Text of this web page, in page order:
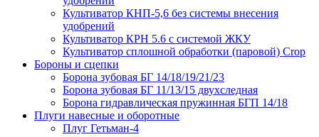
Культиватор КНП-5,6 без системы внесения
удобрений
Культиватор КРН 5.6 с системой ЖКУ
Культиватор сплошной обработки (паровой) Crop
Бороны и сцепки
Борона зубовая БГ 14/18/19/21/23
Борона зубовая БГ 11/13/15 двухследная
Борона гидравлическая пружинная БГП 14/18
Плуги навесные и оборотные
Плуг Гетьман-4